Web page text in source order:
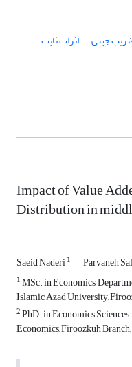
جینی اثرات ثابت
Impact of Value
Distribution in
Saeid Naderi1 Parvaneh
1MSc. in Economics,
Islamic Azad University,
2PhD. in Economics
Economics, Firoozkuh